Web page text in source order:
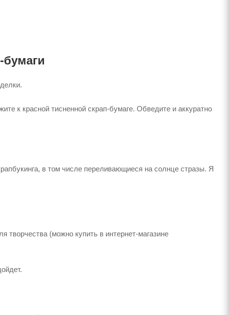
к красной тисненной скрап-бумаге. Обведите и аккуратно
в том числе переливающиеся на солнце стразы. Я
творчества (можно купить в интернет-магазине